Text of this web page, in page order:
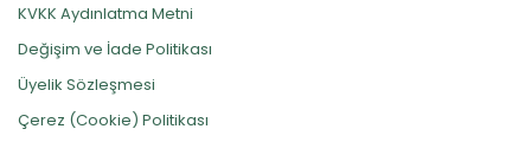
KVKK Aydınlatma Metni
Değişim ve İade Politikası
Üyelik Sözleşmesi
Çerez (Cookie) Politikası